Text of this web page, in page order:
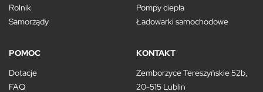
Rolnik
Samorządy
Pompy ciepła
Ładowarki samochodowe
POMOC
Dotacje
FAQ
KONTAKT
Zemborzyce Tereszyńskie 52b,
20-515 Lublin